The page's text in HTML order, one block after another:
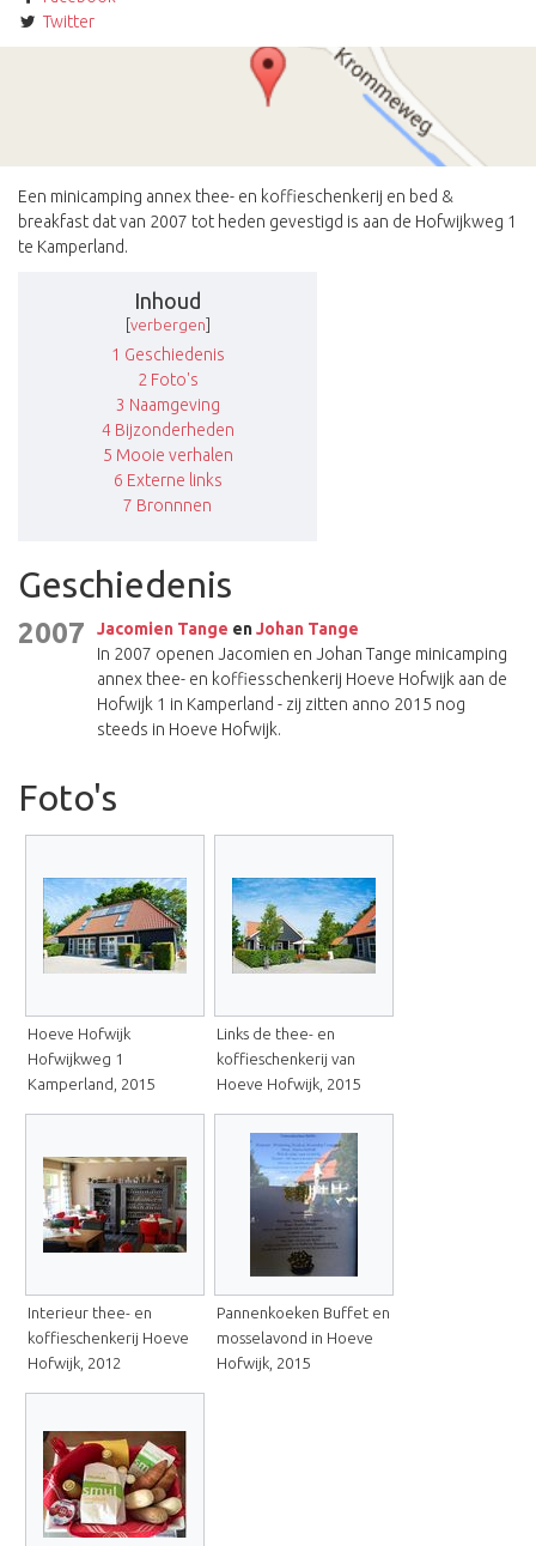
Twitter
Een minicamping annex thee- en koffieschenkerij en bed &
breakfast dat van 2007 tot heden gevestigd is aan de Hofwijkweg 1
te Kamperland.
Inhoud
verbergen
1 Geschiedenis
2 Foto's
3 Naamgeving
4 Bijzonderheden
5 Mooie verhalen
6 Externe links
7 Bronnnen
Geschiedenis
2007 Jacomien Tange enJohan Tange
In 2007 openen Jacomien en Johan Tange minicamping
annex thee- en koffiesschenkerij Hoeve Hofwijk aan de
Hofwijk 1 in Kamperland - zij zitten anno 2015 nog
steeds in Hoeve Hofwijk.
Foto's
Hoeve Hofwijk
Hofwijkweg 1
Kamperland, 2015
Links de thee- en
koffieschenkerij van
Hoeve Hofwijk, 2015
Interieur thee- en
koffieschenkerij Hoeve
Hofwijk, 2012
Pannenkoeken Buffet en
mosselavond in Hoeve
Hofwijk, 2015